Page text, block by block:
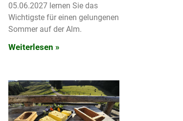
05.06.2027 lernen Sie das
Wichtigste für einen gelungenen
Sommer auf der Alm.
Weiterlesen »